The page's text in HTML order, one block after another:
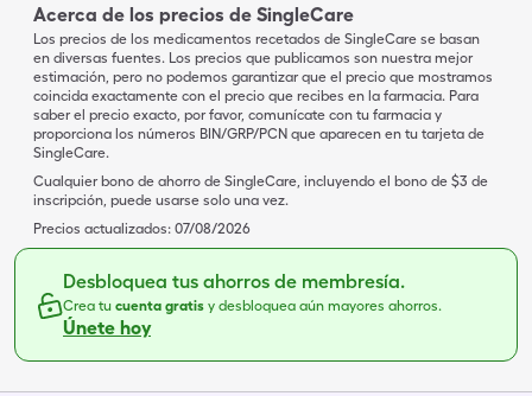
Acerca de los precios de SingleCare
Los precios de los medicamentos recetados de SingleCare se basan
en diversas fuentes. Los precios que publicamos son nuestra mejor
estimación, pero no podemos garantizar que el precio que mostramos
coincida exactamente con el precio que recibes en la farmacia. Para
saber el precio exacto, por favor, comunícate con tu farmacia y
proporciona los números BIN/GRP/PCN que aparecen en tu tarjeta de
SingleCare.
Cualquier bono de ahorro de SingleCare, incluyendo el bono de $3 de
inscripción, puede usarse solo una vez.
Precios actualizados: 07/08/2026
Desbloquea tus ahorros de membresía.
Crea tu cuenta gratis y desbloquea aún mayores ahorros.
Únete hoy